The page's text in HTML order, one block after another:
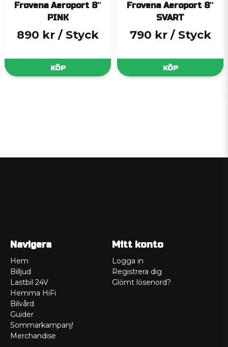
Frovena Aeroport 8″
PINK
890 kr / Styck
KÖP
Frovena Aeroport 8″
SVART
790 kr / Styck
KÖP
Navigera
Hem
Billjud
Lastbil 24V
Hemma HiFi
Bilvård
Guider
Sommarkampanj!
Merchandise
Mitt konto
Logga in
Registrera dig
Glömt lösenord?